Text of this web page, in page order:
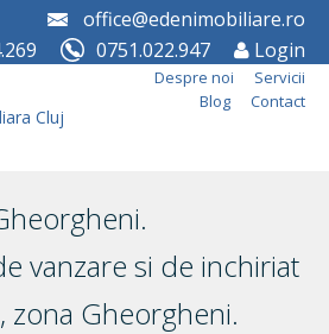
office@edenimobiliare.ro
0751.022.947 Login
Despre noi
Servicii
Blog
Contact
vanzare si de inchiriat
zona Gheorgheni.